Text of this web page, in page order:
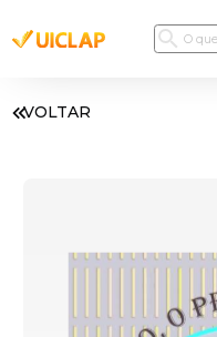
VOLTAR